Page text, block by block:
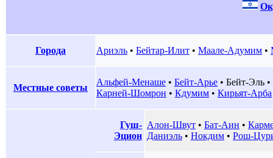
Города Ариэль • Бейтар-Илит • Маале-Адумим •
Местные советы
Альфей-Менаше • Бейт-Арье • Бейт-Эль •
Карней-Шомрон • Кдумим • Кирьят-Арба
Гуш-
Эцион
Алон-Швут • Бат-Аин •
Даниэль • Нокдим • Рош-